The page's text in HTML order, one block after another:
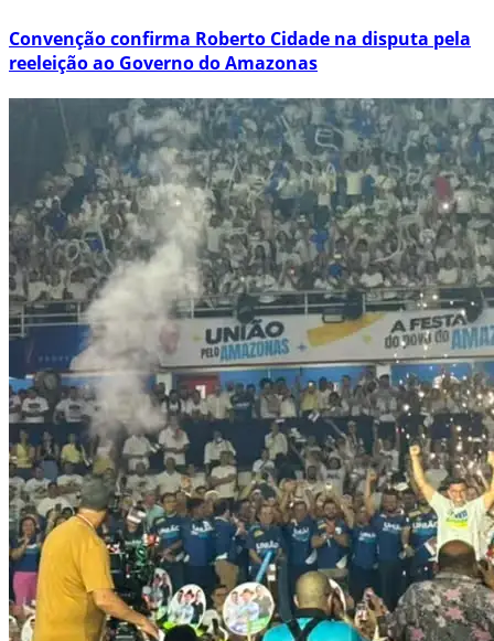
Convenção confirma Roberto Cidade na disputa pela
reeleição ao Governo do Amazonas